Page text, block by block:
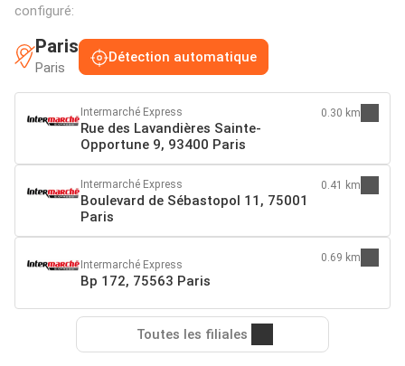
configuré:
Paris
Paris
Détection automatique
Intermarché Express
Rue des Lavandières Sainte-
Opportune 9, 93400 Paris
0.30 km
Intermarché Express
Boulevard de Sébastopol 11, 75001
Paris
0.41 km
Intermarché Express
Bp 172, 75563 Paris
0.69 km
Toutes les filiales